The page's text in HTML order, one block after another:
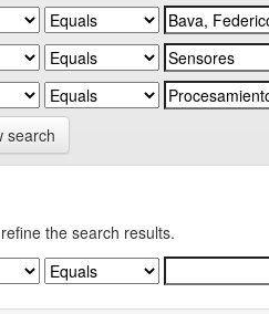
search
the search results.